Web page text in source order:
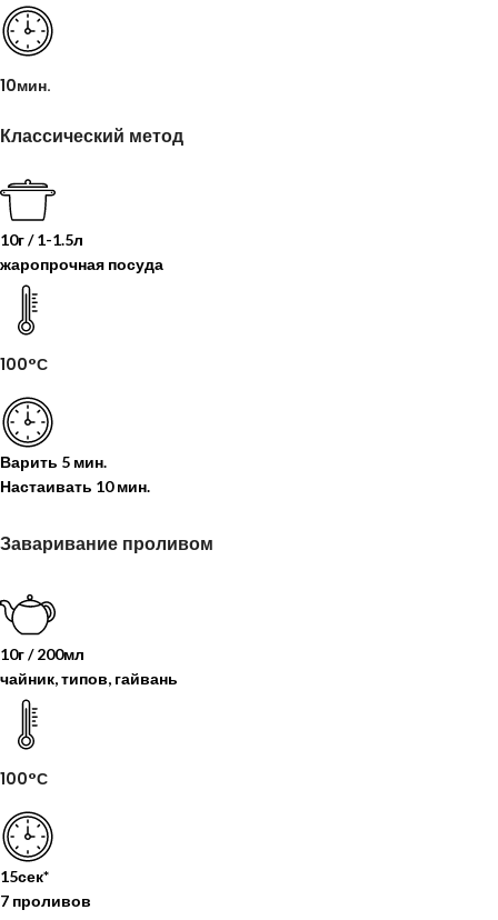
10мин.
Классический метод
10г / 1-1.5л
жаропрочная посуда
100°С
Варить 5 мин.
Настаивать 10 мин.
Заваривание проливом
10г / 200мл
чайник, типов, гайвань
100°С
15сек*
7 проливов